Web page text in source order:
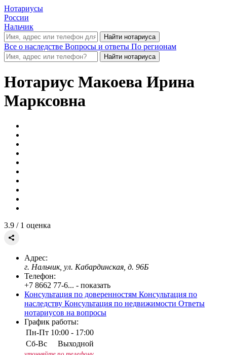
Нотариусы
России
Нальчик
Все о наследстве Вопросы и ответы По регионам
Нотариус Макоева Ирина
Марксовна
3.9 / 1 оценка
Адрес:
г. Нальчик, ул. Кабардинская, д. 96Б
Телефон:
+7 8662 77-6... - показать
Консультация по доверенностям Консультация по
наследству Консультация по недвижимости Ответы
нотариусов на вопросы
График работы:
Пн-Пт 10:00 - 17:00
Сб-Вс
Выходной